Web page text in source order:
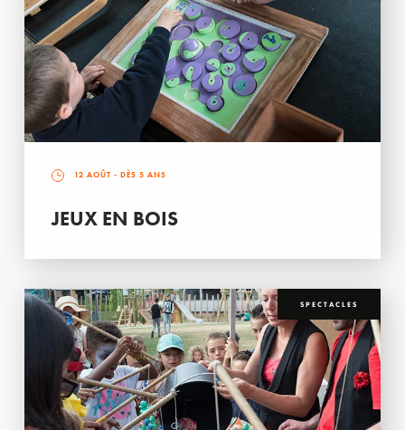
12 AOÛT - DÈS 5 ANS
JEUX EN BOIS
SPECTACLES